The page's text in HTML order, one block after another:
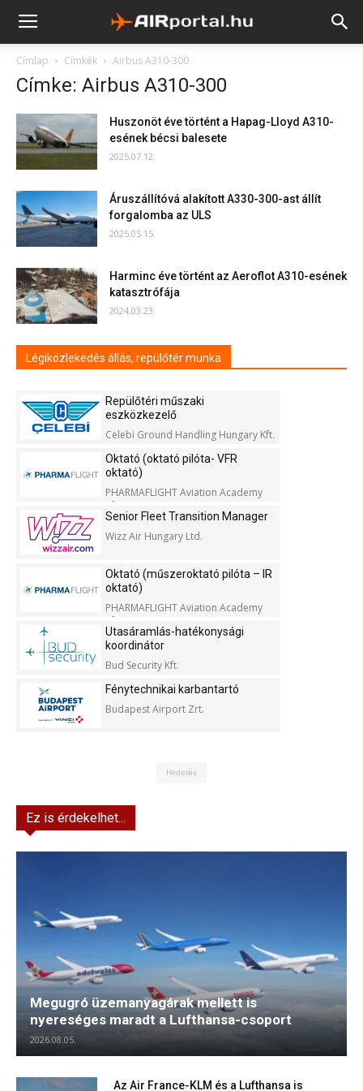
Címlap Címkék Airbus A310-300
Címke: Airbus A310-300
Huszonöt éve történt a Hapag-Lloyd A310-
esének bécsi balesete
2025.07.12.
Áruszállítóvá alakított A330-300-ast állít
forgalomba az ULS
2025.05.15.
Harminc éve történt az Aeroflot A310-esének
katasztrófája
2024.03.23.
Légiközlekedés állás, repülőtér munka
Repülőtéri műszaki
eszközkezelő
Celebi Ground Handling Hungary Kft.
Oktató (oktató pilóta- VFR
oktató)
PHARMAFLIGHT Aviation Academy
Kft.
Senior Fleet Transition Manager
Wizz Air Hungary Ltd.
Oktató (műszeroktató pilóta – IR
oktató)
PHARMAFLIGHT Aviation Academy
Kft.
Utasáramlás-hatékonysági
koordinátor
Bud Security Kft.
Fénytechnikai karbantartó
Budapest Airport Zrt.
Hirdetés
Ez is érdekelhet...
Megugró üzemanyagárak mellett is
nyereséges maradt a Lufthansa-csoport
2026.08.05.
Az Air France-KLM és a Lufthansa is